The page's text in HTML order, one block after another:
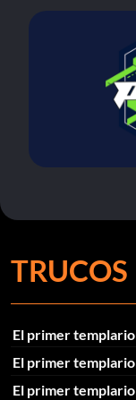
TRUCOS
El primer templario
El primer templario
El primer templario